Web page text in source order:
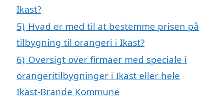
Ikast?
5) Hvad er med til at bestemme prisen på
tilbygning til orangeri i Ikast?
6) Oversigt over firmaer med speciale i
orangeritilbygninger i Ikast eller hele
Ikast-Brande Kommune